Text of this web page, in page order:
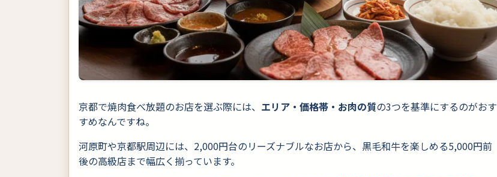
京都で焼肉食べ放題のお店を選ぶ際には、 エリア・価格帯・お肉の質の3つを基準にするのがおす
すめなんですね。
河原町や京都駅周辺には、2,000円台のリーズナブルなお店から、黒毛和牛を楽しめる5,000円前
後の高級店まで幅広く揃っています。